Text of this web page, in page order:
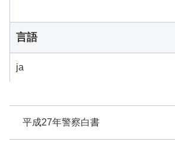
平成27年警察白書
言語
ja